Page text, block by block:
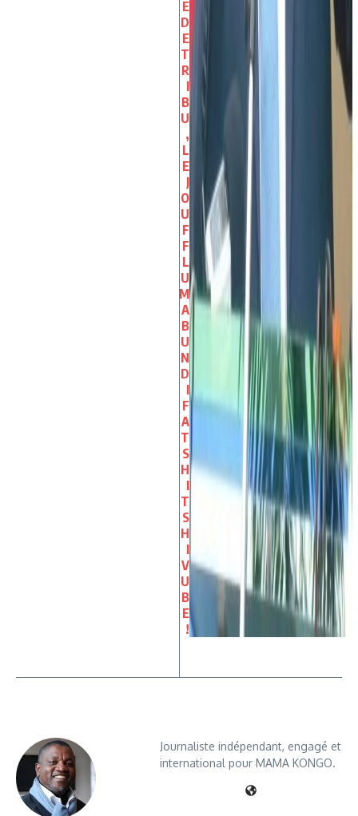
E
D
E
T
R
I
B
U
,
L
E
J
O
U
F
F
L
U
M
A
B
U
N
D
I
F
A
T
S
H
I
T
S
H
I
V
U
B
E
!
Journaliste indépendant, engagé et
international pour MAMA KONGO.